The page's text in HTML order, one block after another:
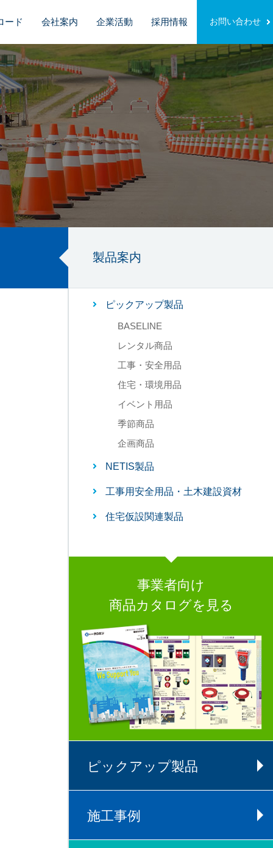
ード 会社案内 企業活動 採用情報 お問い合わせ
製品案内
ピックアップ製品
BASELINE
レンタル商品
工事・安全用品
住宅・環境用品
イベント用品
季節商品
企画商品
NETIS製品
工事用安全用品・土木建設資材
住宅仮設関連製品
事業者向け
商品カタログを見る
ピックアップ製品
施工事例